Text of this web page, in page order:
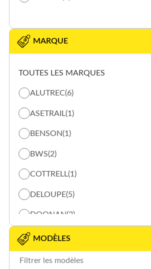
MARQUE
TOUTES LES MARQUES
ALUTREC(6)
ASETRAIL(1)
BENSON(1)
BWS(2)
COTTRELL(1)
DELOUPE(5)
DOONAN(2)
DURABODY
MODÈLES